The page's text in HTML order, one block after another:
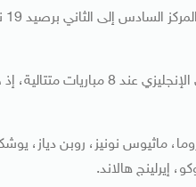
وتوقفت سلسلة بورنموث مع اللا هزيمة في
ماثيوس نونيز، روبن دياز،
إيرلينج هالاند.